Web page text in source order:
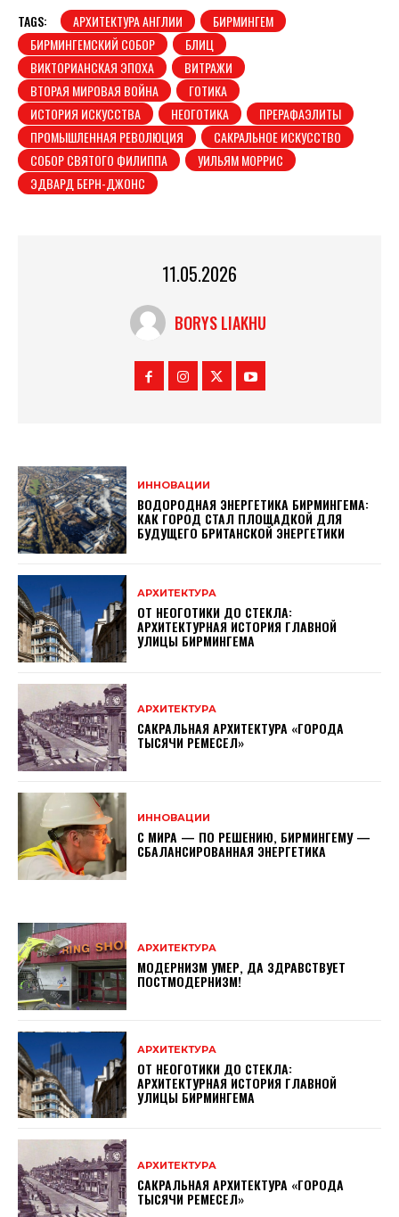
TAGS: АРХИТЕКТУРА АНГЛИИ
БИРМИНГЕМ
БИРМИНГЕМСКИЙ СОБОР
БЛИЦ
ВИКТОРИАНСКАЯ ЭПОХА
ВИТРАЖИ
ВТОРАЯ МИРОВАЯ ВОЙНА
ГОТИКА
ИСТОРИЯ ИСКУССТВА
НЕОГОТИКА
ПРЕРАФАЭЛИТЫ
ПРОМЫШЛЕННАЯ РЕВОЛЮЦИЯ
САКРАЛЬНОЕ ИСКУССТВО
СОБОР СВЯТОГО ФИЛИППА
УИЛЬЯМ МОРРИС
ЭДВАРД БЕРН-ДЖОНС
11.05.2026
BORYS LIAKHU
ИННОВАЦИИ
ВОДОРОДНАЯ ЭНЕРГЕТИКА БИРМИНГЕМА:
КАК ГОРОД СТАЛ ПЛОЩАДКОЙ ДЛЯ
БУДУЩЕГО БРИТАНСКОЙ ЭНЕРГЕТИКИ
АРХИТЕКТУРА
ОТ НЕОГОТИКИ ДО СТЕКЛА:
АРХИТЕКТУРНАЯ ИСТОРИЯ ГЛАВНОЙ
УЛИЦЫ БИРМИНГЕМА
АРХИТЕКТУРА
САКРАЛЬНАЯ АРХИТЕКТУРА «ГОРОДА
ТЫСЯЧИ РЕМЕСЕЛ»
ИННОВАЦИИ
С МИРА — ПО РЕШЕНИЮ, БИРМИНГЕМУ —
СБАЛАНСИРОВАННАЯ ЭНЕРГЕТИКА
АРХИТЕКТУРА
МОДЕРНИЗМ УМЕР, ДА ЗДРАВСТВУЕТ
ПОСТМОДЕРНИЗМ!
АРХИТЕКТУРА
ОТ НЕОГОТИКИ ДО СТЕКЛА:
АРХИТЕКТУРНАЯ ИСТОРИЯ ГЛАВНОЙ
УЛИЦЫ БИРМИНГЕМА
АРХИТЕКТУРА
САКРАЛЬНАЯ АРХИТЕКТУРА «ГОРОДА
ТЫСЯЧИ РЕМЕСЕЛ»